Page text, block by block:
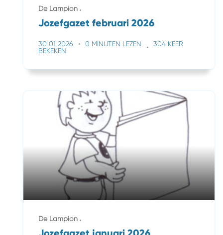
De Lampion
Jozefgazet februari 2026
30 01 2026 0 MINUTEN LEZEN
304 KEER
BEKEKEN
De Lampion